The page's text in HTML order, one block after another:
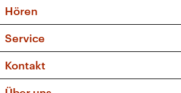
Sendungen und Podcasts
Musikliste
Kakadu – Das Kinderprogramm
Hören
Frequenzen (UKW + DAB+)
Service
FAQ
Apps
Kontakt